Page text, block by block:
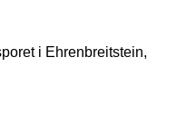
i Ehrenbreitstein,